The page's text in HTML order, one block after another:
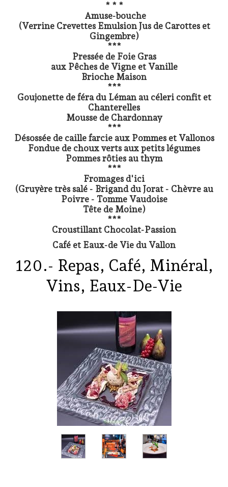
Login
* * *
Amuse-bouche
(Verrine Crevettes Emulsion Jus de Carottes et
Gingembre)
***
Pressée de Foie Gras
aux Pêches de Vigne et Vanille
Brioche Maison
***
Goujonette de féra du Léman au céleri confit et
Chanterelles
Mousse de Chardonnay
***
Désossée de caille farcie aux Pommes et Vallonos
Fondue de choux verts aux petits légumes
Pommes rôties au thym
***
Fromages d'ici
(Gruyère très salé - Brigand du Jorat - Chèvre au
Poivre - Tomme Vaudoise
Tête de Moine)
***
Croustillant Chocolat-Passion
Café et Eaux-de Vie du Vallon
120.- Repas, Café, Minéral,
Vins, Eaux-De-Vie